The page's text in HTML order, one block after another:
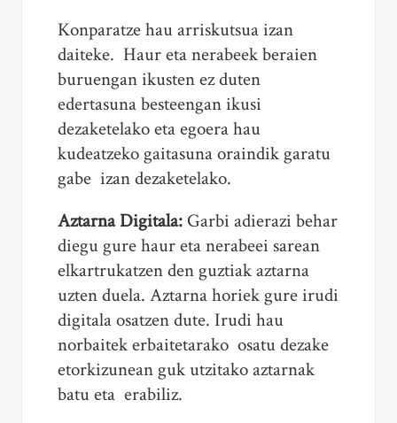
Konparatze hau arriskutsua izan
daiteke. Haur eta nerabeek beraien
buruengan ikusten ez duten
edertasuna besteengan ikusi
dezaketelako eta egoera hau
kudeatzeko gaitasuna oraindik garatu
gabe izan dezaketelako.
Aztarna Digitala: Garbi adierazi behar
diegu gure haur eta nerabeei sarean
elkartrukatzen den guztiak aztarna
uzten duela. Aztarna horiek gure irudi
digitala osatzen dute. Irudi hau
norbaitek erbaitetarako osatu dezake
etorkizunean guk utzitako aztarnak
batu eta erabiliz.